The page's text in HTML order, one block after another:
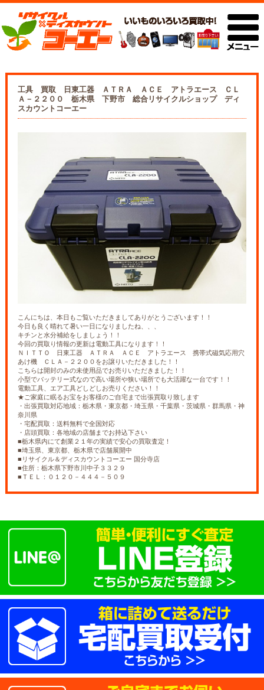
工具 買取 日東工器 ＡＴＲＡ ＡＣＥ アトラエース ＣＬ
Ａ－２２００ 栃木県 下野市 総合リサイクルショップ ディ
スカウントコーエー
こんにちは、本日もご覧いただきましてありがとうございます！！
今日も良く晴れて暑い一日になりましたね、、、
キチンと水分補給をしましょう！！
今回の買取り情報の更新は電動工具になります！！
ＮＩＴＴＯ 日東工器 ＡＴＲＡ ＡＣＥ アトラエース 携帯式磁気応用穴
あけ機 ＣＬＡ－２２００をお譲りいただきました！！
こちらは開封のみの未使用品でお売りいただきました！！
小型でバッテリー式なので高い場所や狭い場所でも大活躍な一台です！！
電動工具、エア工具どしどしお売りください！！
★ご家庭に眠るお宝をお客様のご自宅まで出張買取り致します
・出張買取対応地域：栃木県・東京都・埼玉県・千葉県・茨城県・群馬県・神
奈川県
・宅配買取：送料無料で全国対応
・店頭買取：各地域の店舗までお持込下さい
■栃木県内にて創業２１年の実績で安心の買取査定！
■埼玉県、東京都、栃木県で店舗展開中
■リサイクル＆ディスカウントコーエー 国分寺店
■住所：栃木県下野市川中子３３２９
■ＴＥＬ：０１２０－４４４－５０９